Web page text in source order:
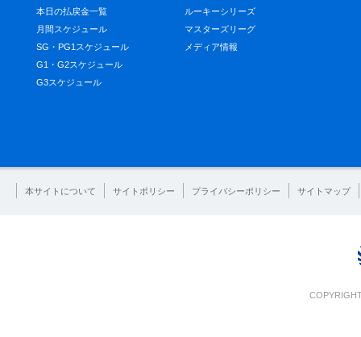
本日の払戻金一覧
月間スケジュール
SG・PG1スケジュール
G1・G2スケジュール
G3スケジュール
ルーキーシリーズ
マスターズリーグ
メディア情報
本サイトについて サイトポリシー プライバシーポリシー サイトマップ